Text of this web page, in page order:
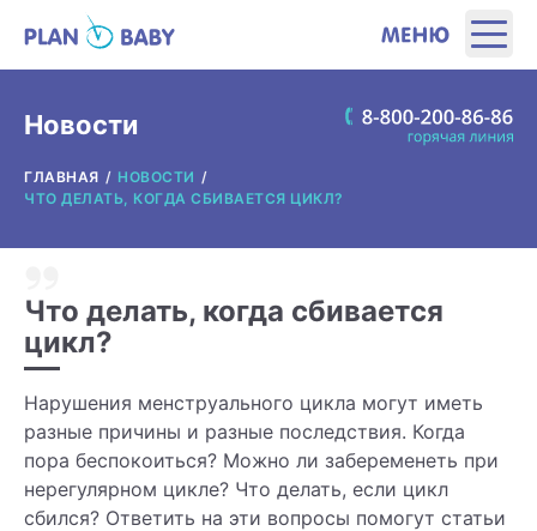
ПРОДУКТЫ
ПОЛЕЗНЫЕ ИНСТРУМЕНТЫ
ИНТЕРЕСНОЕ
О ПРОИЗВОДИТЕЛЕ
ГДЕ КУПИТЬ?
Новости
ГЛАВНАЯ
НОВОСТИ
ЧТО ДЕЛАТЬ, КОГДА СБИВАЕТСЯ ЦИКЛ?
Что делать, когда сбивается
цикл?
Нарушения менструального цикла могут иметь
разные причины и разные последствия. Когда
пора беспокоиться? Можно ли забеременеть при
нерегулярном цикле? Что делать, если цикл
сбился? Ответить на эти вопросы помогут статьи